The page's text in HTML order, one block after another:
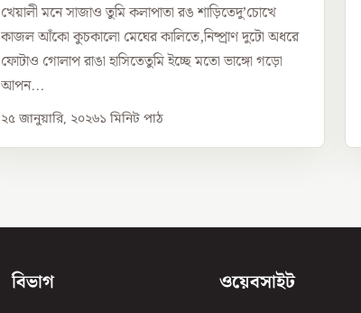
খেয়ালী মনে সাজাও তুমি কলাপাতা রঙ শাড়িতেদু’চোখে
কাজল আঁকো কুচকালো মেঘের কালিতে,নিষ্প্রাণ দুটো অধরে
ফোটাও গোলাপ রাঙা হাসিতেতুমি ইচ্ছে মতো ভাঙ্গো গড়ো
আপন...
২৫ জানুয়ারি, ২০২৬১ মিনিট পাঠ
বিভাগ ওয়েবসাইট